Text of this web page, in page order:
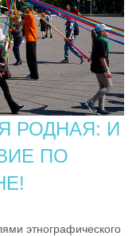
РОДНАЯ: И
ПО
этнографического